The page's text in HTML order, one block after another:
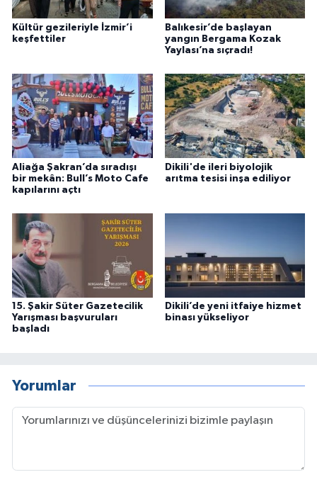
Kültür gezileriyle İzmir’i
keşfettiler
Balıkesir’de başlayan
yangın Bergama Kozak
Yaylası’na sıçradı!
Aliağa Şakran’da sıradışı
bir mekân: Bull’s Moto Cafe
kapılarını açtı
Dikili'de ileri biyolojik
arıtma tesisi inşa ediliyor
15. Şakir Süter Gazetecilik
Yarışması başvuruları
başladı
Dikili’de yeni itfaiye hizmet
binası yükseliyor
Yorumlar